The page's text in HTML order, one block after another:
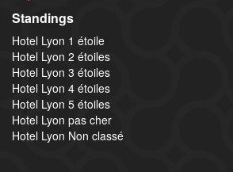
Standings
Hotel Lyon 1 étoile
Hotel Lyon 2 étoiles
Hotel Lyon 3 étoiles
Hotel Lyon 4 étoiles
Hotel Lyon 5 étoiles
Hotel Lyon pas cher
Hotel Lyon Non classé